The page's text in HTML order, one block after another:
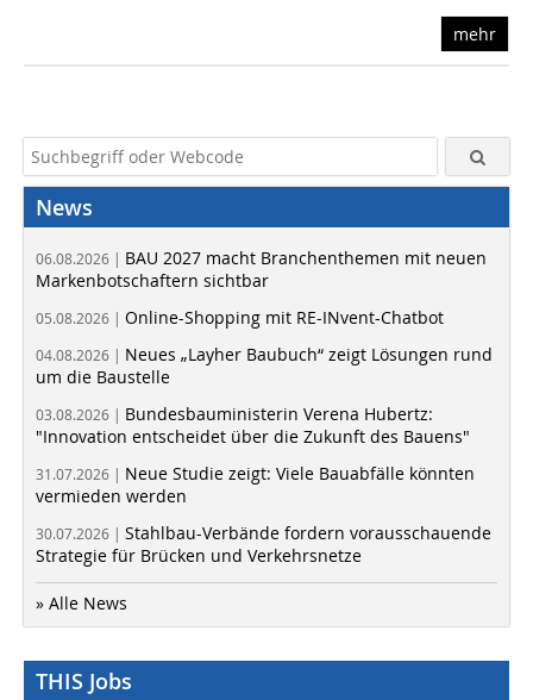
mehr
News
06.08.2026 | BAU 2027 macht Branchenthemen mit neuen
Markenbotschaftern sichtbar
05.08.2026 | Online-Shopping mit RE-INvent-Chatbot
04.08.2026 | Neues „Layher Baubuch“ zeigt Lösungen rund
um die Baustelle
03.08.2026 | Bundesbauministerin Verena Hubertz:
"Innovation entscheidet über die Zukunft des Bauens"
31.07.2026 | Neue Studie zeigt: Viele Bauabfälle könnten
vermieden werden
30.07.2026 | Stahlbau-Verbände fordern vorausschauende
Strategie für Brücken und Verkehrsnetze
» Alle News
THIS Jobs